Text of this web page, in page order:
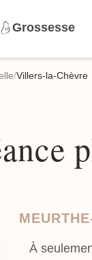
Grossesse
/Villers-la-Chèvre
À